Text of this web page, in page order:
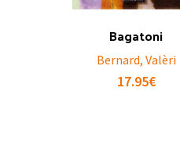
Bagatoni
Bernard, Valèri
17.95€